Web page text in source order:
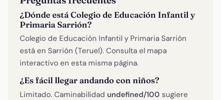
¿Dónde está Colegio de Educación Infantil y
Primaria Sarrión?
Colegio de Educación Infantil y Primaria Sarrión
está en Sarrión (Teruel). Consulta el mapa
interactivo en esta misma página.
¿Es fácil llegar andando con niños?
Limitado. Caminabilidad undefined/100 sugiere